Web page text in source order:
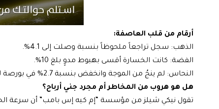
أرقام من قلب العاصفة:
الذهب: سجل تراجعاً ملحوظاً بنسبة وصلت إلى 4.1%.
الفضة: كانت الخسارة أقسى بهبوط مدوٍ بلغ 10%.
النحاس: لم ينجُ من الموجة وانخفض بنسبة 2.7% في بورصة لندن.
هل هو هروب من المخاطر أم مجرد جني أرباح؟
تقول نيكي شيلز من مؤسسة “إم كيه إس بامب” أن سرعة